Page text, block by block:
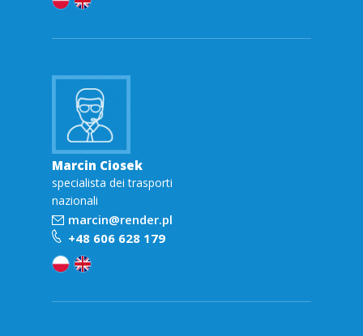
Marcin Ciosek
specialista dei trasporti
nazionali
marcin@render.pl
+48 606 628 179